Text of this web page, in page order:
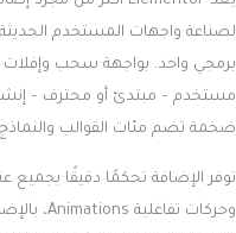
لصناعة واجهات المستخدم
مستخدم – مبتدئ أو محترف –
ضخمة تضم مئات القوالب والنماذج
توفر الإضافة تحكمًا دقيقًا بجميع